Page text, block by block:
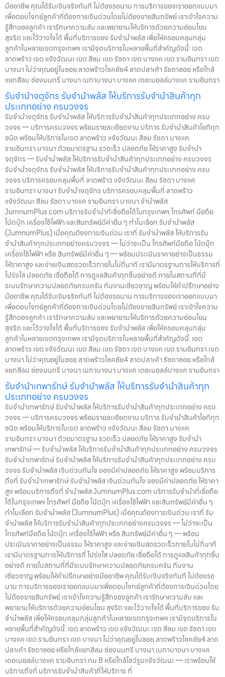
มืออาชีพ คุณได้รับเงินจริงทันที ไม่ต้องรอนาน การบริการของเราออกแบบมา
เพื่อตอบโจทย์ลูกค้าที่ต้องการเงินด่วนโดยไม่ต้องขายสินทรัพย์ เราเข้าใจความ
รู้สึกของลูกค้า เรารักษาความลับ และพยายามให้บริการด้วยความอ่อนโยน
สุจริต และไว้วางใจได้ พื้นที่บริการของ รับจำนำพลัส เพื่อให้ครอบคลุมกลุ่ม
ลูกค้าในหลายเขตกรุงเทพฯ เรามีจุดบริการในหลายพื้นที่สำคัญดังนี้: เขต
ลาดพร้าว เขต แจ้งวัฒนะ เขต สีลม เขต รัชดา เขต บางแค เขต รามอินทรา เขต
บางนา ไม่ว่าคุณอยู่ในซอย ลาดพร้าวโชคชัย4 ลาดปลาเค้า รัชดาซอย หรือใกล้
แยกสีลม ช่องนนทรี บางนา เมกาบางนา บางแค เดอะมอลล์บางแค รามอินทรา
รับจำนำจตุจักร รับจำนำพลัส ให้บริการรับจำนำสินค้าทุก
ประเภทอย่าง ครบวงจร
รับจำนำจตุจักร รับจำนำพลัส ให้บริการรับจำนำสินค้าทุกประเภทอย่าง ครบ
วงจร — บริการครบวงจร พร้อมรายละเอียดงาน บริการ รับจำนำสินค้าไอทีทุก
ชนิด พร้อมให้บริการในเขต ลาดพร้าว แจ้งวัฒนะ สีลม รัชดา บางแค
รามอินทรา บางนา ด้วยมาตรฐาน รวดเร็ว ปลอดภัย ให้ราคาสูง รับจำนำ
จตุจักร — รับจำนำพลัส ให้บริการรับจำนำสินค้าทุกประเภทอย่าง ครบวงจร
รับจำนำจตุจักร รับจำนำพลัส ให้บริการรับจำนำสินค้าทุกประเภทอย่าง ครบ
วงจร บริการครอบคลุมพื้นที่ ลาดพร้าว แจ้งวัฒนะ สีลม รัชดา บางแค
รามอินทรา บางนา รับจำนำจตุจักร บริการครอบคลุมพื้นที่ ลาดพร้าว
แจ้งวัฒนะ สีลม รัชดา บางแค รามอินทรา บางนา จำนำพลัส
JumnumPlus.com บริการรับจำนำที่เชื่อถือได้ในกรุงเทพฯ โทรศัพท์ มือถือ
โน้ตบุ๊ก เครื่องใช้ไฟฟ้า และสินทรัพย์มีค่าอื่น ๆ ทำไมเลือก รับจำนำพลัส
(JumnumPlus) เมื่อคุณต้องการเงินด่วน เราที่ รับจำนำพลัส ให้บริการรับ
จำนำสินค้าทุกประเภทอย่างครบวงจร — ไม่ว่าจะเป็น โทรศัพท์มือถือ โน้ตบุ๊ก
เครื่องใช้ไฟฟ้า หรือ สินทรัพย์มีค่าอื่น ๆ — พร้อมประเมินราคาอย่างเป็นธรรม
ให้ราคาสูง และจ่ายเงินสดรวดเร็วภายในไม่กี่นาที เรามีมาตรฐานการให้บริการที่
โปร่งใส ปลอดภัย เชื่อถือได้ การดูแลสินค้าทุกชิ้นอย่างดี ภายในสถานที่ที่มี
ระบบรักษาความปลอดภัยครบครัน ทีมงานเชี่ยวชาญ พร้อมให้คำปรึกษาอย่าง
มืออาชีพ คุณได้รับเงินจริงทันที ไม่ต้องรอนาน การบริการของเราออกแบบมา
เพื่อตอบโจทย์ลูกค้าที่ต้องการเงินด่วนโดยไม่ต้องขายสินทรัพย์ เราเข้าใจความ
รู้สึกของลูกค้า เรารักษาความลับ และพยายามให้บริการด้วยความอ่อนโยน
สุจริต และไว้วางใจได้ พื้นที่บริการของ รับจำนำพลัส เพื่อให้ครอบคลุมกลุ่ม
ลูกค้าในหลายเขตกรุงเทพฯ เรามีจุดบริการในหลายพื้นที่สำคัญดังนี้: เขต
ลาดพร้าว เขต แจ้งวัฒนะ เขต สีลม เขต รัชดา เขต บางแค เขต รามอินทรา เขต
บางนา ไม่ว่าคุณอยู่ในซอย ลาดพร้าวโชคชัย4 ลาดปลาเค้า รัชดาซอย หรือใกล้
แยกสีลม ช่องนนทรี บางนา เมกาบางนา บางแค เดอะมอลล์บางแค รามอินทรา
รับจำนำเทพารักษ์ รับจำนำพลัส ให้บริการรับจำนำสินค้าทุก
ประเภทอย่าง ครบวงจร
รับจำนำเทพารักษ์ รับจำนำพลัส ให้บริการรับจำนำสินค้าทุกประเภทอย่าง ครบ
วงจร — บริการครบวงจร พร้อมรายละเอียดงาน บริการ รับจำนำสินค้าไอทีทุก
ชนิด พร้อมให้บริการในเขต ลาดพร้าว แจ้งวัฒนะ สีลม รัชดา บางแค
รามอินทรา บางนา ด้วยมาตรฐาน รวดเร็ว ปลอดภัย ให้ราคาสูง รับจำนำ
เทพารักษ์ — รับจำนำพลัส ให้บริการรับจำนำสินค้าทุกประเภทอย่าง ครบวงจร
รับจำนำเทพารักษ์ รับจำนำพลัส ให้บริการรับจำนำสินค้าทุกประเภทอย่าง ครบ
วงจร รับจำนำพลัส เงินด่วนทันใจ ของมีค่าปลอดภัย ให้ราคาสูง พร้อมบริการ
ถึงที่ รับจำนำเทพารักษ์ รับจำนำพลัส เงินด่วนทันใจ ของมีค่าปลอดภัย ให้ราคา
สูง พร้อมบริการถึงที่ จำนำพลัส JumnumPlus.com บริการรับจำนำที่เชื่อถือ
ได้ในกรุงเทพฯ โทรศัพท์ มือถือ โน้ตบุ๊ก เครื่องใช้ไฟฟ้า และสินทรัพย์มีค่าอื่น ๆ
ทำไมเลือก รับจำนำพลัส (JumnumPlus) เมื่อคุณต้องการเงินด่วน เราที่ รับ
จำนำพลัส ให้บริการรับจำนำสินค้าทุกประเภทอย่างครบวงจร — ไม่ว่าจะเป็น
โทรศัพท์มือถือ โน้ตบุ๊ก เครื่องใช้ไฟฟ้า หรือ สินทรัพย์มีค่าอื่น ๆ — พร้อม
ประเมินราคาอย่างเป็นธรรม ให้ราคาสูง และจ่ายเงินสดรวดเร็วภายในไม่กี่นาที
เรามีมาตรฐานการให้บริการที่ โปร่งใส ปลอดภัย เชื่อถือได้ การดูแลสินค้าทุกชิ้น
อย่างดี ภายในสถานที่ที่มีระบบรักษาความปลอดภัยครบครัน ทีมงาน
เชี่ยวชาญ พร้อมให้คำปรึกษาอย่างมืออาชีพ คุณได้รับเงินจริงทันที ไม่ต้องรอ
นาน การบริการของเราออกแบบมาเพื่อตอบโจทย์ลูกค้าที่ต้องการเงินด่วนโดย
ไม่ต้องขายสินทรัพย์ เราเข้าใจความรู้สึกของลูกค้า เรารักษาความลับ และ
พยายามให้บริการด้วยความอ่อนโยน สุจริต และไว้วางใจได้ พื้นที่บริการของ รับ
จำนำพลัส เพื่อให้ครอบคลุมกลุ่มลูกค้าในหลายเขตกรุงเทพฯ เรามีจุดบริการใน
หลายพื้นที่สำคัญดังนี้: เขต ลาดพร้าว เขต แจ้งวัฒนะ เขต สีลม เขต รัชดา เขต
บางแค เขต รามอินทรา เขต บางนา ไม่ว่าคุณอยู่ในซอย ลาดพร้าวโชคชัย4 ลาด
ปลาเค้า รัชดาซอย หรือใกล้แยกสีลม ช่องนนทรี บางนา เมกาบางนา บางแค
เดอะมอลล์บางแค รามอินทรา กม.8 หรือใกล้โชว์รูมแจ้งวัฒนะ — เราพร้อมให้
บริการถึงที่ บริการรับจำนำสินค้าที่ให้บริการ ที่